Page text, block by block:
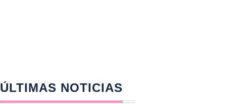
ÚLTIMAS NOTICIAS